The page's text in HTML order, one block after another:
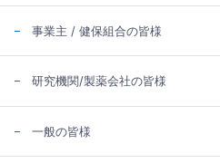
事業主 / 健保組合の皆様
研究機関/製薬会社の皆様
一般の皆様